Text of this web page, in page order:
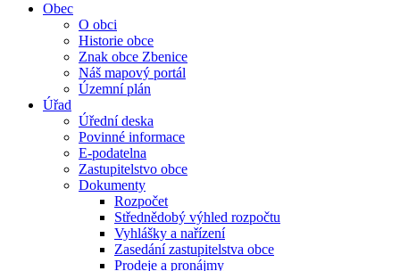
Obec
O obci
Historie obce
Znak obce Zbenice
Náš mapový portál
Územní plán
Úřad
Úřední deska
Povinné informace
E-podatelna
Zastupitelstvo obce
Dokumenty
Rozpočet
Střednědobý výhled rozpočtu
Vyhlášky a nařízení
Zasedání zastupitelstva obce
Prodeje a pronájmy